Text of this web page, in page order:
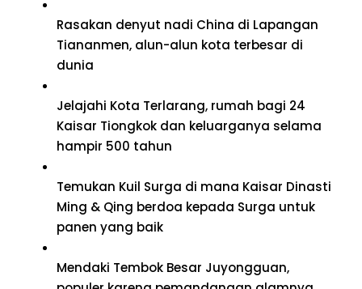
Rasakan denyut nadi China di Lapangan
Tiananmen, alun-alun kota terbesar di
dunia
Jelajahi Kota Terlarang, rumah bagi 24
Kaisar Tiongkok dan keluarganya selama
hampir 500 tahun
Temukan Kuil Surga di mana Kaisar Dinasti
Ming & Qing berdoa kepada Surga untuk
panen yang baik
Mendaki Tembok Besar Juyongguan,